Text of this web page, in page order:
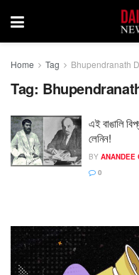
Home Tag Bhupendranath
Tag:
এই বাঙালি
লেনিন!
BY ANANDEE
0